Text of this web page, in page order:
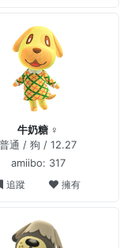
牛奶糖 ♀
普通 / 狗 / 12.27
amiibo: 317
追蹤 擁有